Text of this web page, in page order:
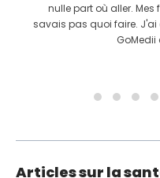
nulle part où aller.
savais pas quoi faire.
Articles sur la